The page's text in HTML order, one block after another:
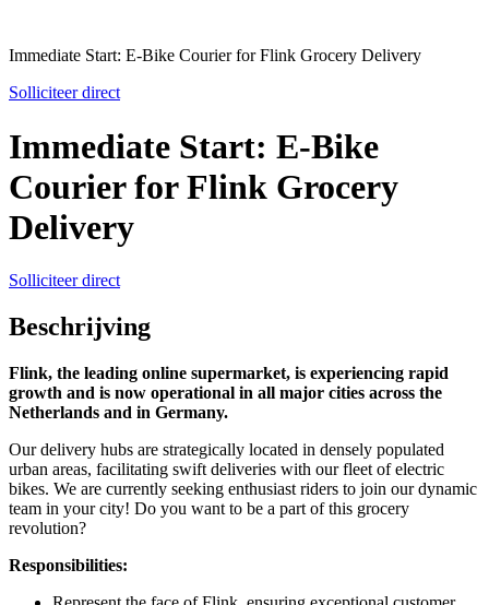
Immediate Start: E-Bike Courier for Flink Grocery Delivery
Solliciteer direct
Immediate Start: E-Bike
Courier for Flink Grocery
Delivery
Solliciteer direct
Beschrijving
Flink, the leading online supermarket, is experiencing rapid
growth and is now operational in all major cities across the
Netherlands and in Germany.
Our delivery hubs are strategically located in densely populated
urban areas, facilitating swift deliveries with our fleet of electric
bikes. We are currently seeking enthusiast riders to join our dynamic
team in your city! Do you want to be a part of this grocery
revolution?
Responsibilities: